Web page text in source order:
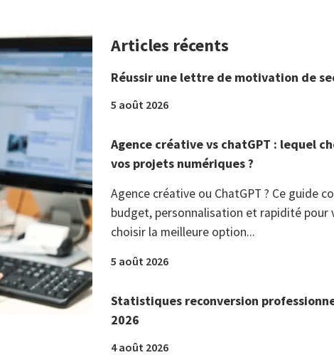
Articles récents
Réussir une lettre de motivation de
5 août 2026
Agence créative vs chatGPT : lequel
vos projets numériques ?
Agence créative ou ChatGPT ? Ce guide
budget, personnalisation et rapidité pour
choisir la meilleure option...
5 août 2026
Statistiques reconversion
2026
4 août 2026